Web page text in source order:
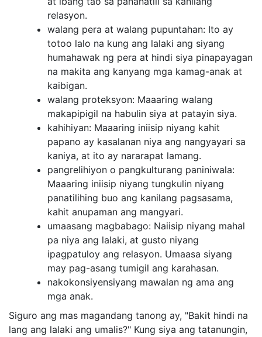
relasyon.
walang pera at walang pupuntahan: Ito ay
totoo lalo na kung ang lalaki ang siyang
humahawak ng pera at hindi siya pinapayagan
na makita ang kanyang mga kamag-anak at
kaibigan.
walang proteksyon: Maaaring walang
makapipigil na habulin siya at patayin siya.
kahihiyan: Maaaring iniisip niyang kahit
papano ay kasalanan niya ang nangyayari sa
kaniya, at ito ay nararapat lamang.
pangrelihiyon o pangkulturang paniniwala:
Maaaring iniisip niyang tungkulin niyang
panatilihing buo ang kanilang pagsasama,
kahit anupaman ang mangyari.
umaasang magbabago: Naiisip niyang mahal
pa niya ang lalaki, at gusto niyang
ipagpatuloy ang relasyon. Umaasa siyang
may pag-asang tumigil ang karahasan.
nakokonsiyensiyang mawalan ng ama ang
mga anak.
Siguro ang mas magandang tanong ay, "Bakit hindi na
lang ang lalaki ang umalis?" Kung siya ang tatanungin,